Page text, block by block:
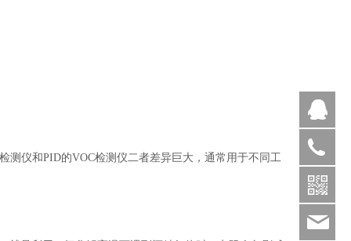
测仪和PID的VOC检测仪二者差异巨大，通常用于不同工
400-
025-
9821